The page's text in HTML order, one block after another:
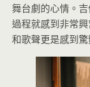
舞台劇的心情。
過程就感到非常
和歌聲更是感到